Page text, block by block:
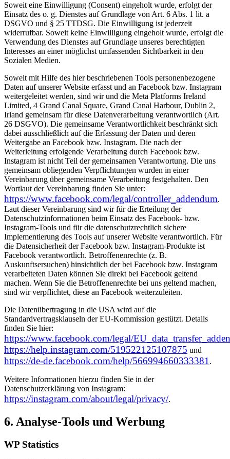
Soweit eine Einwilligung (Consent) eingeholt wurde, erfolgt der
Einsatz des o. g. Dienstes auf Grundlage von Art. 6 Abs. 1 lit. a
DSGVO und § 25 TTDSG. Die Einwilligung ist jederzeit
widerrufbar. Soweit keine Einwilligung eingeholt wurde, erfolgt die
Verwendung des Dienstes auf Grundlage unseres berechtigten
Interesses an einer möglichst umfassenden Sichtbarkeit in den
Sozialen Medien.
Soweit mit Hilfe des hier beschriebenen Tools personenbezogene
Daten auf unserer Website erfasst und an Facebook bzw. Instagram
weitergeleitet werden, sind wir und die Meta Platforms Ireland
Limited, 4 Grand Canal Square, Grand Canal Harbour, Dublin 2,
Irland gemeinsam für diese Datenverarbeitung verantwortlich (Art.
26 DSGVO). Die gemeinsame Verantwortlichkeit beschränkt sich
dabei ausschließlich auf die Erfassung der Daten und deren
Weitergabe an Facebook bzw. Instagram. Die nach der
Weiterleitung erfolgende Verarbeitung durch Facebook bzw.
Instagram ist nicht Teil der gemeinsamen Verantwortung. Die uns
gemeinsam obliegenden Verpflichtungen wurden in einer
Vereinbarung über gemeinsame Verarbeitung festgehalten. Den
Wortlaut der Vereinbarung finden Sie unter:
https://www.facebook.com/legal/controller_addendum.
Laut dieser Vereinbarung sind wir für die Erteilung der
Datenschutzinformationen beim Einsatz des Facebook- bzw.
Instagram-Tools und für die datenschutzrechtlich sichere
Implementierung des Tools auf unserer Website verantwortlich. Für
die Datensicherheit der Facebook bzw. Instagram-Produkte ist
Facebook verantwortlich. Betroffenenrechte (z. B.
Auskunftsersuchen) hinsichtlich der bei Facebook bzw. Instagram
verarbeiteten Daten können Sie direkt bei Facebook geltend
machen. Wenn Sie die Betroffenenrechte bei uns geltend machen,
sind wir verpflichtet, diese an Facebook weiterzuleiten.
Die Datenübertragung in die USA wird auf die
Standardvertragsklauseln der EU-Kommission gestützt. Details
finden Sie hier:
https://www.facebook.com/legal/
https://help.instagram.com/519522125107875 und
https://de-de.facebook.com/help/566994660333381.
Weitere Informationen hierzu finden Sie in der
Datenschutzerklärung von Instagram:
https://instagram.com/about/legal/privacy/.
6. Analyse-Tools und Werbung
WP Statistics